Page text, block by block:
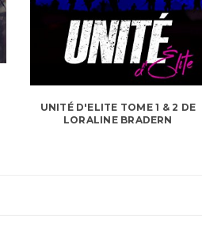
UNITÉ D'ELITE TOME 1 & 2 DE
LORALINE BRADERN